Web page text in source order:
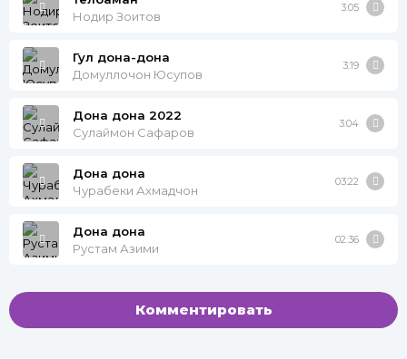
Нодир Зоитов
3:05
Гул дона-дона
Домуллочон Юсупов
3:19
Дона дона 2022
Сулаймон Сафаров
3:04
Дона дона
Чурабеки Ахмадчон
03:22
Дона дона
Рустам Азими
02:36
Комментировать